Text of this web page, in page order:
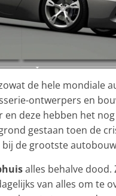
de hele mondiale
ontwerpers en
en deze hebben het
gestaan toen de
de grootste
alles behalve dood.
van alles om te